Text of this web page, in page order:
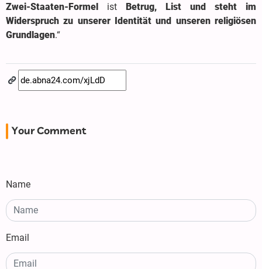
Zwei-Staaten-Formel ist Betrug, List und steht im
Widerspruch zu unserer Identität und unseren religiösen
Grundlagen.“
Your Comment
Name
Email